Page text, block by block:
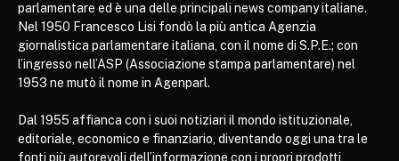
parlamentare ed è una delle principali news company italiane.
Nel 1950 Francesco Lisi fondò la più antica Agenzia
giornalistica parlamentare italiana, con il nome di S.P.E.; con
l’ingresso nell’ASP (Associazione stampa parlamentare) nel
1953 ne mutò il nome in Agenparl.
Dal 1955 affianca con i suoi notiziari il mondo istituzionale,
editoriale, economico e finanziario, diventando oggi una tra le
fonti più autorevoli dell’informazione con i propri prodotti,